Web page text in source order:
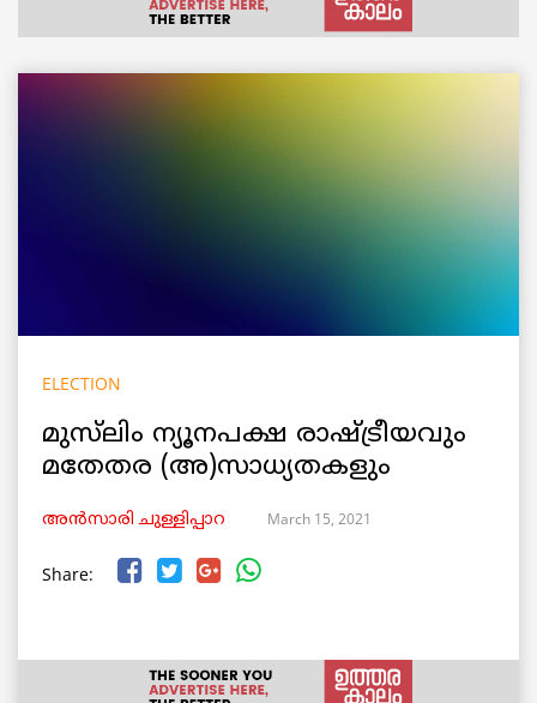
ELECTION
മുസ്‌ലിം ന്യൂനപക്ഷ രാഷ്ട്രീയവും
മതേതര (അ)സാധ്യതകളും
അൻസാരി ചുള്ളിപ്പാറ March 15, 2021
Share: